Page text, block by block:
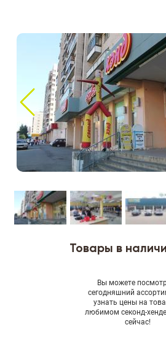
Товары в
Вы можете
сегодняшний
узнать цены на
любимом секонд-
сейчас!